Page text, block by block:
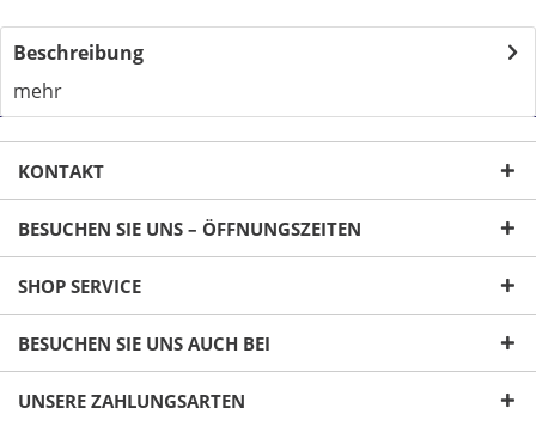
Ich habe dieDatenschutzerklärunggelesen,
verstanden und stimme zu. *
Beschreibung
mehr
KONTAKT
BESUCHEN SIE UNS – ÖFFNUNGSZEITEN
SHOP SERVICE
BESUCHEN SIE UNS AUCH BEI
UNSERE ZAHLUNGSARTEN